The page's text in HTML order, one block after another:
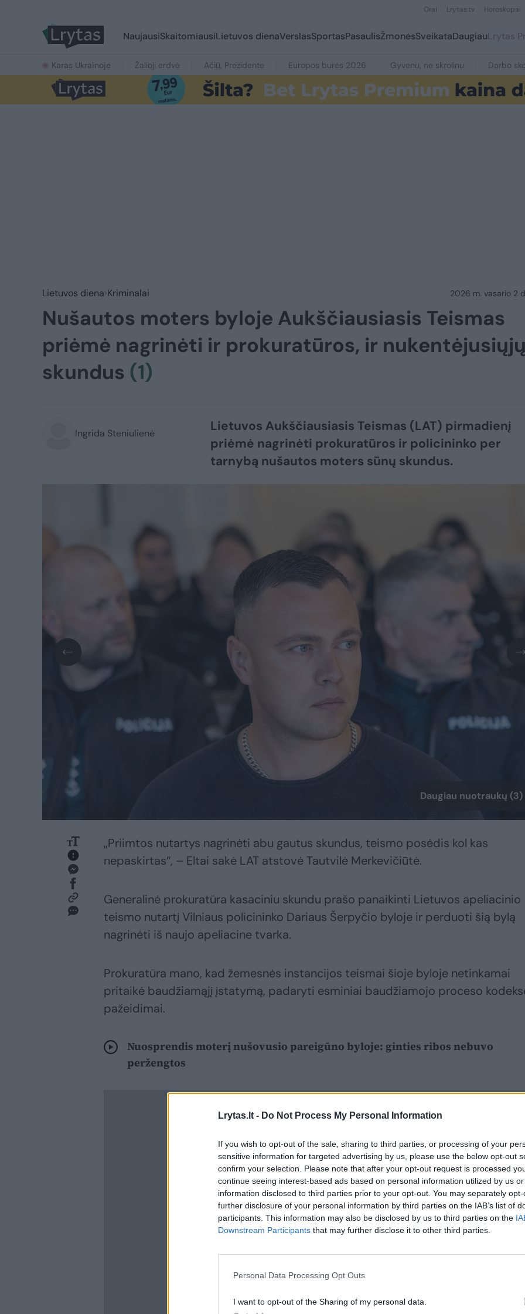
Lrytas.lt - Do Not Process My Personal Information
If you wish to opt-out of the sale, sharing to third parties, or processing of your
sensitive information for targeted advertising by us, please use the below opt-out
confirm your selection. Please note that after your opt-out request is processed
continue seeing interest-based ads based on personal information utilized by us
information disclosed to third parties prior to your opt-out. You may separately
further disclosure of your personal information by third parties on the IAB’s list of
participants. This information may also be disclosed by us to third parties on the
Downstream Participants that may further disclose it to other third parties.
Personal Data Processing Opt Outs
I want to opt-out of the Sharing of my personal data.
Orai Lrytas.tv Horoskopai
NaujausiSkaitomiausiLietuvos dienaVerslasSportasPasaulisŽmonėsSveikataDaugiauLrytas
Karas Ukrainoje Žalioji erdvė Ačiū, Prezidente Europos burės 2026 Gyvenu, ne skrolinu Darbo
Lietuvos diena Kriminalai 2026 m. vasario 2
Nušautos moters byloje Aukščiausiasis Teismas
priėmė nagrinėti ir prokuratūros, ir
skundus (1)
Ingrida Steniulienė
Lietuvos Aukščiausiasis Teismas (LAT) pirmadienį
priėmė nagrinėti prokuratūros ir policininko per
tarnybą nušautos moters sūnų skundus.
Daugiau nuotraukų (3)
„Priimtos nutartys nagrinėti abu gautus skundus, teismo posėdis kol kas
nepaskirtas“, – Eltai sakė LAT atstovė Tautvilė Merkevičiūtė.
Generalinė prokuratūra kasaciniu skundu prašo panaikinti Lietuvos apeliacinio
teismo nutartį Vilniaus policininko Dariaus Šerpyčio byloje ir perduoti šią bylą
nagrinėti iš naujo apeliacine tvarka.
Prokuratūra mano, kad žemesnės instancijos teismai šioje byloje netinkamai
pritaikė baudžiamąjį įstatymą, padaryti esminiai baudžiamojo proceso
pažeidimai.
Nuosprendis moterį nušovusio pareigūno byloje: ginties ribos nebuvo
peržengtos